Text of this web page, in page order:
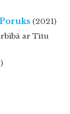
(2021)
ar Tītu